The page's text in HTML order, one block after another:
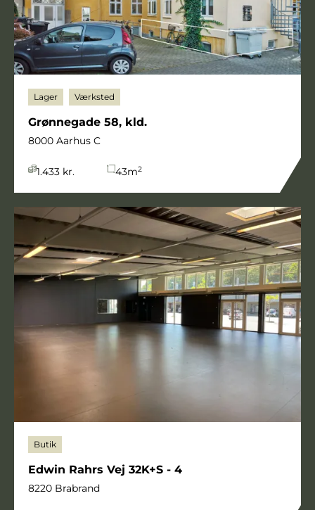
Lager Værksted
Grønnegade 58, kld.
8000 Aarhus C
1.433 kr. 43m2
Butik
Edwin Rahrs Vej 32K+S - 4
8220 Brabrand